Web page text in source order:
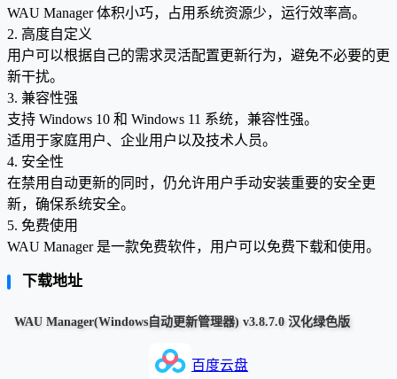
WAU Manager 体积小巧，占用系统资源少，运行效率高。
2. 高度自定义
用户可以根据自己的需求灵活配置更新行为，避免不必要的更
新干扰。
3. 兼容性强
支持 Windows 10 和 Windows 11 系统，兼容性强。
适用于家庭用户、企业用户以及技术人员。
4. 安全性
在禁用自动更新的同时，仍允许用户手动安装重要的安全更
新，确保系统安全。
5. 免费使用
WAU Manager 是一款免费软件，用户可以免费下载和使用。
下载地址
WAU Manager(Windows自动更新管理器) v3.8.7.0 汉化绿色版
百度云盘